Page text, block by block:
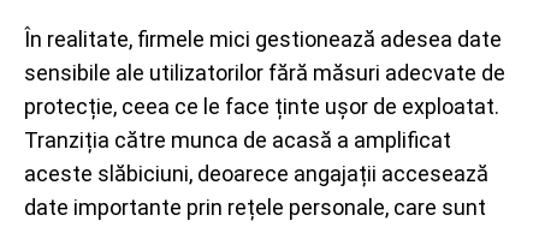
În realitate, firmele mici gestionează adesea date
sensibile ale utilizatorilor fără măsuri adecvate de
protecție, ceea ce le face ținte ușor de exploatat.
Tranziția către munca de acasă a amplificat
aceste slăbiciuni, deoarece angajații accesează
date importante prin rețele personale, care sunt